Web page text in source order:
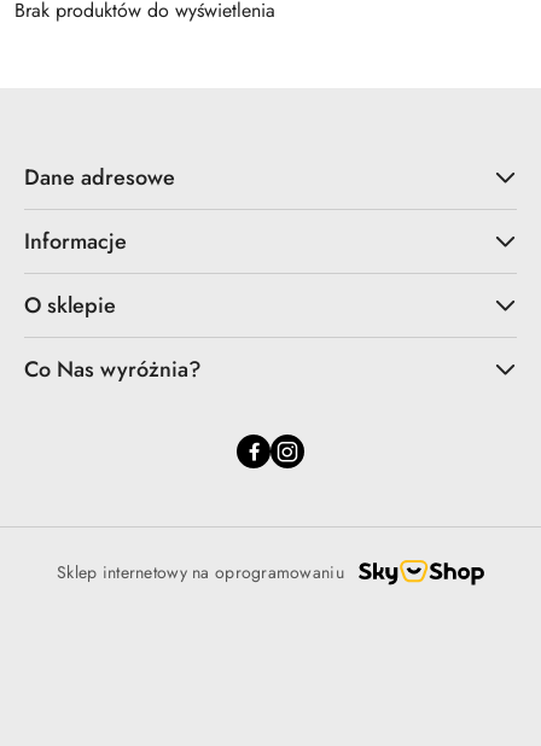
Brak produktów do wyświetlenia
Dane adresowe
Informacje
O sklepie
Co Nas wyróżnia?
Sklep internetowy na oprogramowaniu